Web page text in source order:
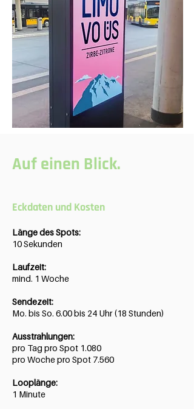
Auf einen Blick.
Eckdaten und Kosten
Länge des Spots:
10 Sekunden
Laufzeit:
mind. 1 Woche
Sendezeit:
Mo. bis So. 6.00 bis 24 Uhr (18 Stunden)
Ausstrahlungen:
pro Tag pro Spot 1.080
pro Woche pro Spot 7.560
Looplänge:
1 Minute